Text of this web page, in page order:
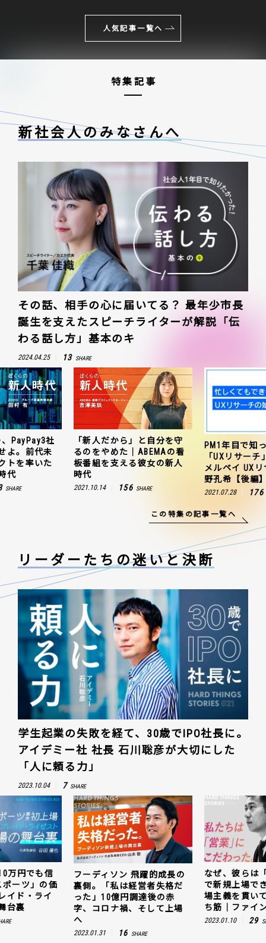
人気記事一覧へ
特集記事
新社会人のみなさんへ
その話、相手の心に届いてる？ 最年少市長
誕生を支えたスピーチライターが解説「伝
わる話し方」基本のキ
2024.04.25 13 SHARE
と自分を守
ABEMAの看
彼女の新人
SHARE
PM1年目で知っておきたい
「UXリサーチ」の始め方｜
メルペイ UXリサーチャー 草
野孔希【後編】
2021.07.28 176
ZOZO、ヤフ
連携を成功さ
聞のプロジェ
田村有の新人
163
この特集の記事一覧へ
リーダーたちの迷いと決断
学生起業の失敗を経て、30歳でIPO社長に。
アイデミー社 社長 石川聡彦が大切にした
「人に頼る力」
2023.10.04 7 SHARE
躍的成長の
営者失格だ
達後の赤
そして上場
なぜ、彼らは「動画領域」
で新規上場できたのか。現
場主義を貫いて見つけた勝
ち筋｜ファインズ 三輪幸将
2023.01.10
キャッシュ残
じ抜いた「e
値。ウェルプ
ゼスト上場の
2023.03.20 5